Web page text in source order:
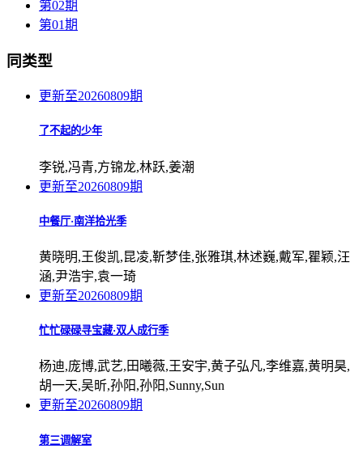
第02期
第01期
同类型
更新至20260809期
了不起的少年
李锐,冯青,方锦龙,林跃,姜潮
更新至20260809期
中餐厅·南洋拾光季
黄晓明,王俊凯,昆凌,靳梦佳,张雅琪,林述巍,戴军,瞿颖,汪
涵,尹浩宇,袁一琦
更新至20260809期
忙忙碌碌寻宝藏·双人成行季
杨迪,庞博,武艺,田曦薇,王安宇,黄子弘凡,李维嘉,黄明昊,
胡一天,吴昕,孙阳,孙阳,Sunny,Sun
更新至20260809期
第三调解室